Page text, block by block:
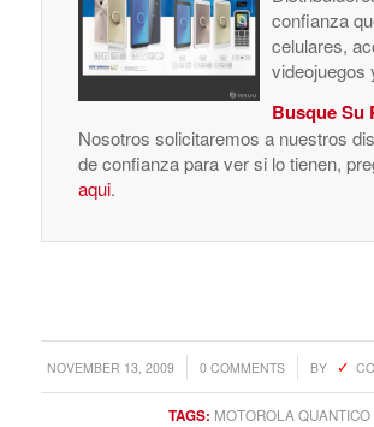
confianza
celulares,
videojuegos
Busque Su
Nosotros solicitaremos a nuestros
de confianza para ver si lo tienen,
aqui.
NOVEMBER 13, 2009
/ 0 COMMENTS
/ BY
TAGS: MOTOROLA QUANTICO